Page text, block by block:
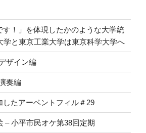
す！」を体現したかのような大学統
学と東京工業大学は東京科学大学へ
ザイン編
奏編
たアーベントフィル＃29
– 小平市民オケ第38回定期